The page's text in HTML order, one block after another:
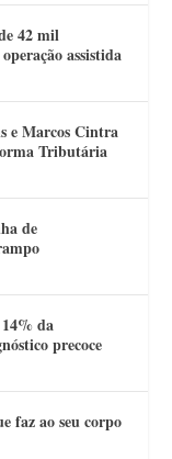
42 mil
assistida
e Marcos Cintra
Tributária
de
da
precoce
faz ao seu corpo